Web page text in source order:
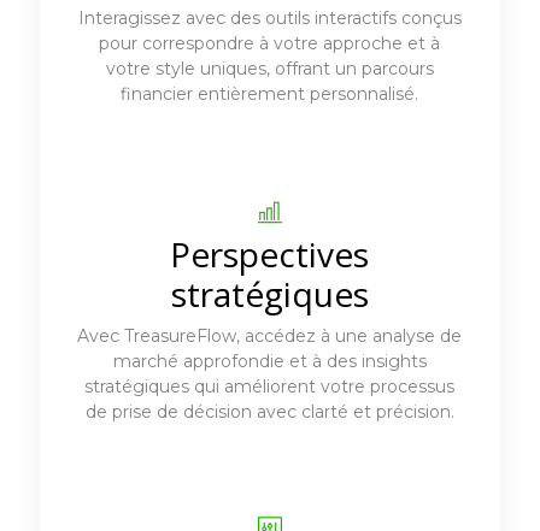
Interagissez avec des outils interactifs conçus
pour correspondre à votre approche et à
votre style uniques, offrant un parcours
financier entièrement personnalisé.
Perspectives
stratégiques
Avec TreasureFlow, accédez à une analyse de
marché approfondie et à des insights
stratégiques qui améliorent votre processus
de prise de décision avec clarté et précision.